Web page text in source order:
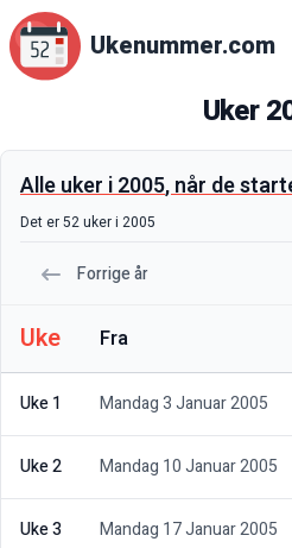
Ukenummer.com
Uker
Alle uker i2005, når de
Det er52uker i 2005
Forrige år
Uke Fra
Uke 1 Mandag 3 Januar 2005
Uke 2 Mandag 10 Januar 2005
Uke 3 Mandag 17 Januar 2005